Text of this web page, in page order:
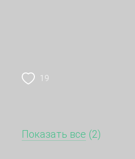
19
Показать все (2)